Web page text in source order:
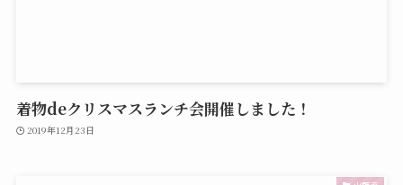
着物deクリスマスランチ会開催しました！
2019年12月23日